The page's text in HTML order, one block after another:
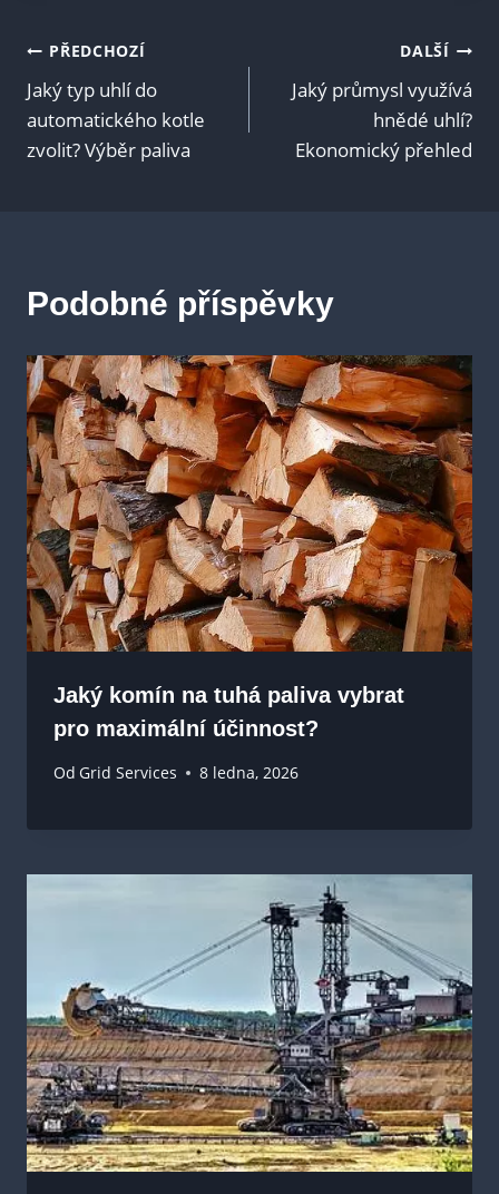
Navigace
pro
příspěvek
PŘEDCHOZÍ
Jaký typ uhlí do
automatického kotle
zvolit? Výběr paliva
DALŠÍ
Jaký průmysl využívá
hnědé uhlí?
Ekonomický přehled
Podobné příspěvky
Jaký komín na tuhá paliva vybrat
pro maximální účinnost?
Od Grid Services 8 ledna, 2026